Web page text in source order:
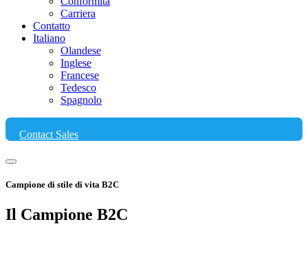
Carriera
Contatto
Italiano
Olandese
Inglese
Francese
Tedesco
Spagnolo
Contact Sales
Campione di stile di vita B2C
Il Campione B2C